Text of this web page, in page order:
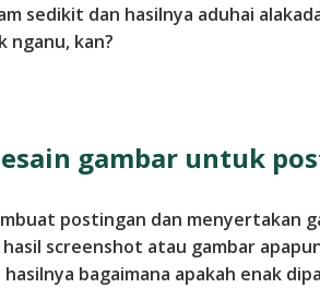
sedikit dan hasilnya aduhai
nganu, kan?
gambar untuk
postingan dan menyertakan
hasil screenshot atau gambar
bagaimana apakah enak